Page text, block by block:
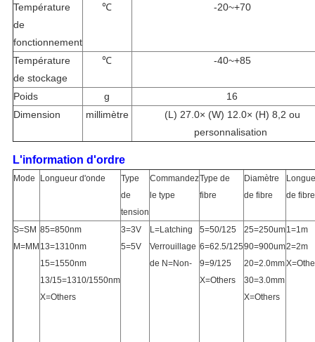
Température
de
fonctionnement
℃ -20~+70
Température
de stockage
℃ -40~+85
Poids g
16
Dimension
millimètre
(L) 27.0× (W) 12.0× (H) 8,2 ou
personnalisation
L'information d'ordre
Mode Longueur d'onde
Type
de
tension
Commandez
le type
Type de
fibre
Diamètre
de fibre
de fibre
S=SM
M=MM
85=850nm
13=1310nm
15=1550nm
13/15=1310/1550nm
X=Others
3=3V
5=5V
L=Latching
Verrouillage
de N=Non-
5=50/125
6=62.5/125
9=9/125
X=Others
25=250um
90=900um
20=2.0mm
30=3.0mm
X=Others
1=1m
2=2m